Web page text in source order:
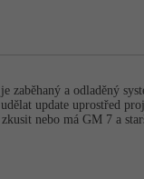
zaběhaný a odladěný
update uprostřed
nebo má GM 7 a